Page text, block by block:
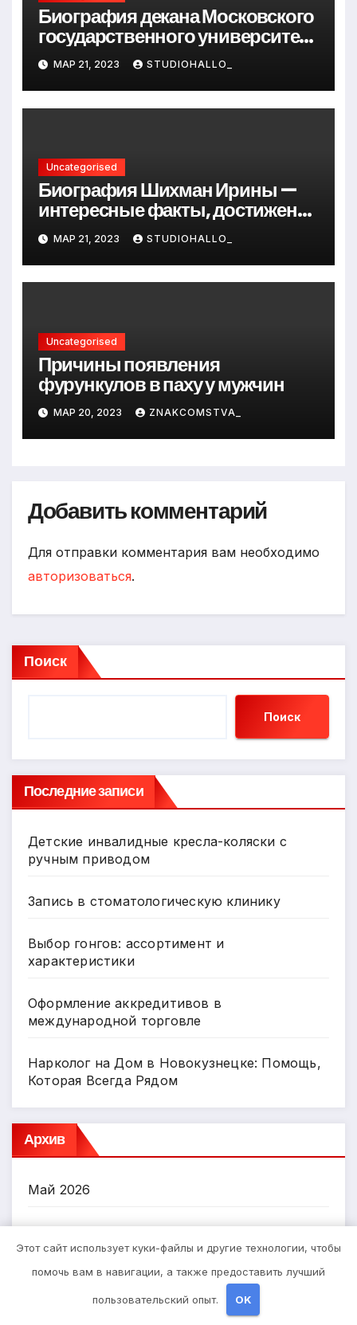
Биография декана Московского
государственного университета
Андрея Сидорова — от студента
до руководителя
МАР 21, 2023 STUDIOHALLO_
Uncategorised
Биография Шихман Ирины —
интересные факты, достижения
и путь к успеху
МАР 21, 2023 STUDIOHALLO_
Uncategorised
Причины появления
фурункулов в паху у мужчин
МАР 20, 2023 ZNAKCOMSTVA_
Добавить комментарий
Для отправки комментария вам необходимо
авторизоваться.
Поиск
Поиск
Последние записи
Детские инвалидные кресла-коляски с
ручным приводом
Запись в стоматологическую клинику
Выбор гонгов: ассортимент и
характеристики
Оформление аккредитивов в
международной торговле
Нарколог на Дом в Новокузнецке: Помощь,
Которая Всегда Рядом
Архив
Май 2026
Апрель 2026
Март 2026
Этот сайт использует куки-файлы и другие технологии, чтобы
помочь вам в навигации, а также предоставить лучший
пользовательский опыт. OK